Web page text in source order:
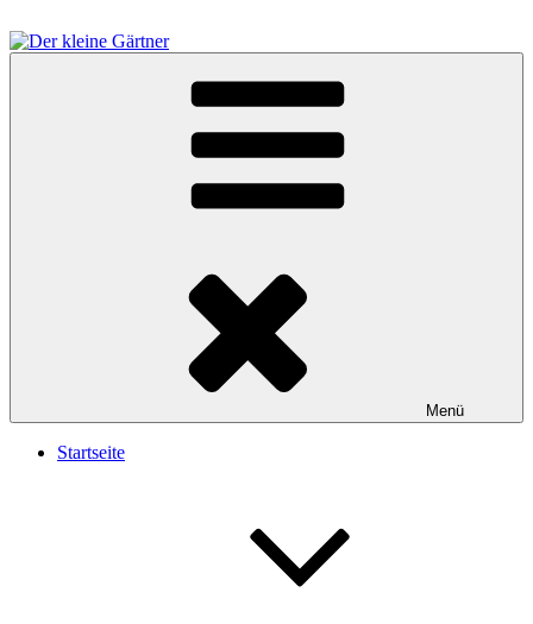
Inhalt
springen
Menü
Startseite